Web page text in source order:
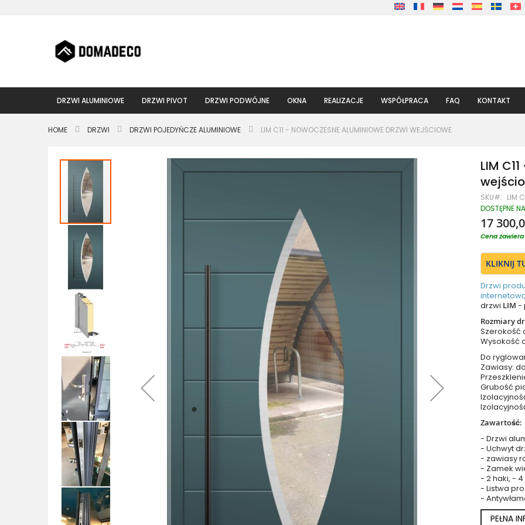
do
DRZWI ALUMINIOWE DRZWI PIVOT DRZWI PODWÓJNE OKNA REALIZACJE WSPÓŁPRACA FAQ KONTAKT
HOME DRZWI DRZWI POJEDYŃCZE ALUMINIOWE LIM C11 - NOWOCZESNE ALUMINIOWE DRZWI WEJŚCIOWE
Przejdź
koniec
galerii
LIM
SKU LIM
DOSTĘPNE
17
Cena
KLIKNIJ
Drzwi
drzwi LIM -
Rozmiary
Szerokość
Wysokość
Do
Zawiasy:
Grubość
Zawartość:
- Drzwi
- Uchwyt
- zawiasy
- Zamek
- 2 haki, -
- Listwa
-
PEŁNA